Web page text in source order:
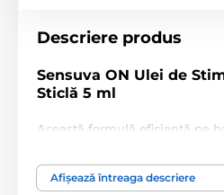
Descriere produs
Sensuva ON Ulei de
Sticlă 5 ml
Această formulă eficientă pe
terminațiile nervoase și crește
Afișează întreaga descriere